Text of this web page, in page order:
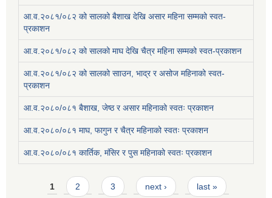
आ.व.२०८१/०८२ को सालको बैशाख देखि असार महिना सम्मको स्वत-
प्रकाशन
आ.व.२०८१/०८२ को सालको माघ देखि चैत्र महिना सम्मको स्वत-प्रकाशन
आ.व.२०८१/०८२ को सालको सााउन, भाद्र र असोज महिनाको स्वत-
प्रकाशन
आ.व.२०८०/०८१ बैशाख, जेष्ठ र असार महिनाको स्वतः प्रकाशन
आ.व.२०८०/०८१ माघ, फागुन र चैत्र महिनाको स्वतः प्रकाशन
आ.व.२०८०/०८१ कार्तिक, मंसिर र पुस महिनाको स्वतः प्रकाशन
Pages
1 2 3 next › last »